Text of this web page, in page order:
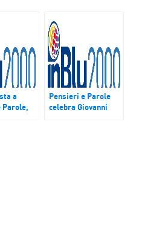
a
Parole,
Pensieri e Parole
celebra Giovanni